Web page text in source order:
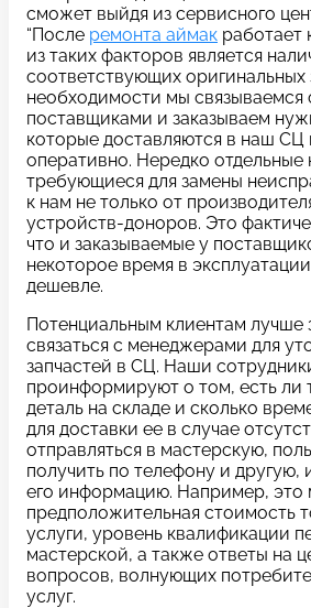
Телефон:
+7 (812) 409-39-75
Адрес:
8 Красноармейская, 18
Режим работы:
c 10:00 до 21:00
Связаться с нами
сможет выйдя из сервисного
“После ремонта аймак работает
из таких факторов является
соответствующих оригинальных
необходимости мы
поставщиками и заказываем
которые доставляются в наш СЦ
оперативно. Нередко
требующиеся для замены
к нам не только от
устройств-доноров. Это
что и заказываемые у
некоторое время в
дешевле.
Потенциальным клиентам лучше
связаться с менеджерами для
запчастей в СЦ. Наши
проинформируют о том, есть ли
деталь на складе и сколько
для доставки ее в случае
отправляться в мастерскую,
получить по телефону и
его информацию. Например, это
предположительная стоимость
услуги, уровень квалификации
мастерской, а также ответы на
вопросов, волнующих
услуг.
Задать вопрос
*бесплатно
Заполните форму
связи и ждите звонка:
Оставьте свой
отзыв
Заполните все
Введите имя